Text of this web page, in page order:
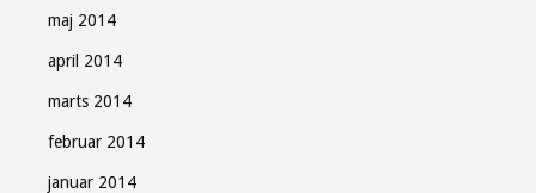
maj 2014
april 2014
marts 2014
februar 2014
januar 2014